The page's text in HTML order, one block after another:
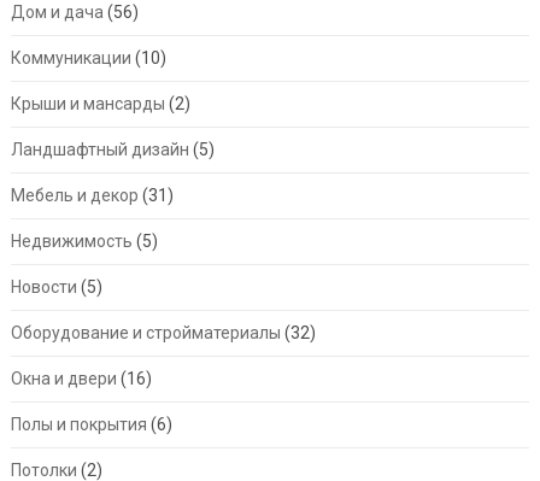
Дом и дача (56)
Коммуникации (10)
Крыши и мансарды (2)
Ландшафтный дизайн (5)
Мебель и декор (31)
Недвижимость (5)
Новости (5)
Оборудование и стройматериалы (32)
Окна и двери (16)
Полы и покрытия (6)
Потолки (2)